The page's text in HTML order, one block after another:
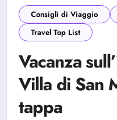
Consigli di Viaggio
Travel Top List
Vacanza
Villa di San
tappa